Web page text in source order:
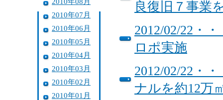
2010年07月
2010年06月
2010年05月
2010年04月
2010年03月
2010年02月
2010年01月
良復旧７事業
2012/02/22・
ロポ実施
2012/02/22・
ナルを約12万